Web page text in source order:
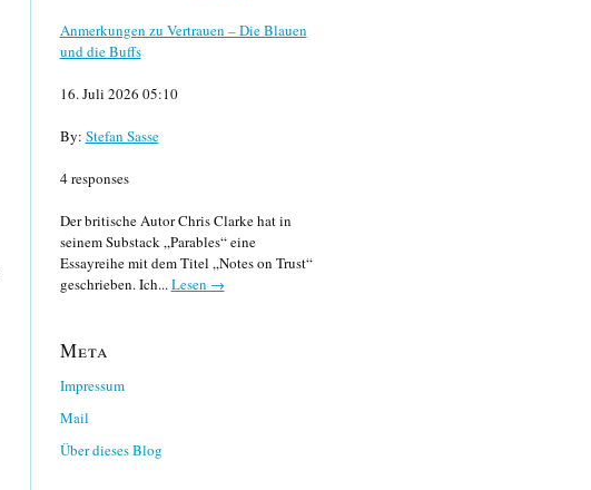
Anmerkungen zu Vertrauen – Die Blauen
und die Buffs
16. Juli 2026 05:10
By: Stefan Sasse
4 responses
Der britische Autor Chris Clarke hat in
seinem Substack „Parables“ eine
Essayreihe mit dem Titel „Notes on Trust“
geschrieben. Ich...Lesen →
Meta
Impressum
Mail
Über dieses Blog